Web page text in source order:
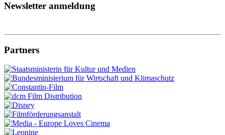
Newsletter anmeldung
Partners